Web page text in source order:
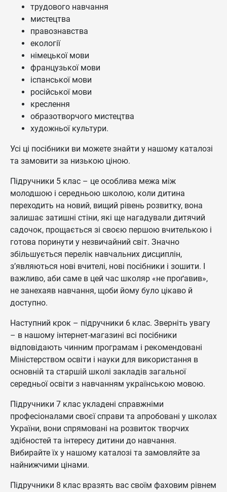
трудового навчання
мистецтва
правознавства
екології
німецької мови
французької мови
іспанської мови
російської мови
креслення
образотворчого мистецтва
художньої культури.
Усі ці посібники ви можете знайти у нашому каталозі
та замовити за низькою ціною.
Підручники 5 клас – це особлива межа між
молодшою і середньою школою, коли дитина
переходить на новий, вищий рівень розвитку, вона
залишає затишні стіни, які ще нагадували дитячий
садочок, прощається зі своєю першою вчителькою і
готова поринути у незвичайний світ. Значно
збільшується перелік навчальних дисциплін,
з’являються нові вчителі, нові посібники і зошити. І
важливо, аби саме в цей час школяр «не проґавив»,
не занехаяв навчання, щоби йому було цікаво й
доступно.
Наступний крок – підручники 6 клас. Зверніть увагу
– в нашому інтернет-магазині всі посібники
відповідають чинним програмам і рекомендовані
Міністерством освіти і науки для використання в
основній та старшій школі закладів загальної
середньої освіти з навчанням українською мовою.
Підручники 7 клас укладені справжніми
професіоналами своєї справи та апробовані у школах
України, вони спрямовані на розвиток творчих
здібностей та інтересу дитини до навчання.
Вибирайте їх у нашому каталозі та замовляйте за
найнижчими цінами.
Підручники 8 клас вразять вас своїм фаховим рівнем